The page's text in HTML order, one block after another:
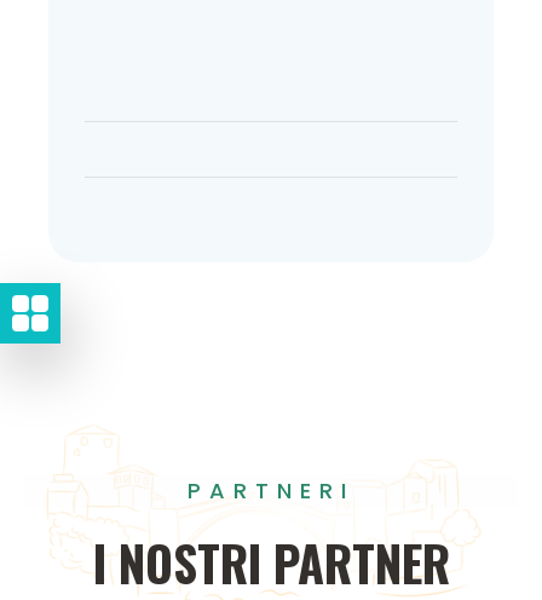
PARTNERI
INOSTRI PARTNER